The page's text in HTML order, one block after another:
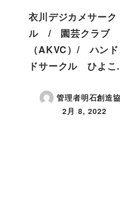
衣川デジカメサーク
ル / 園芸クラブ
（AKVC）/ ハンド
ドサークル ひよ
管理者明石創造
投稿日
2月 8, 2022